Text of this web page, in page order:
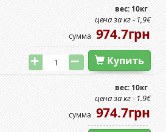
вес: 10кг
цена за кг - 1,9€
сумма 974.7грн
Купить
вес: 10кг
цена за кг - 1.9€
сумма 974.7грн